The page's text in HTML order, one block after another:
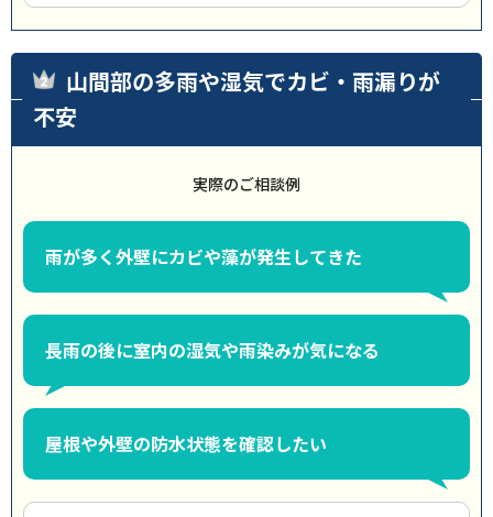
山間部の多雨や湿気でカビ・雨漏りが
不安
実際のご相談例
雨が多く外壁にカビや藻が発生してきた
長雨の後に室内の湿気や雨染みが気になる
屋根や外壁の防水状態を確認したい